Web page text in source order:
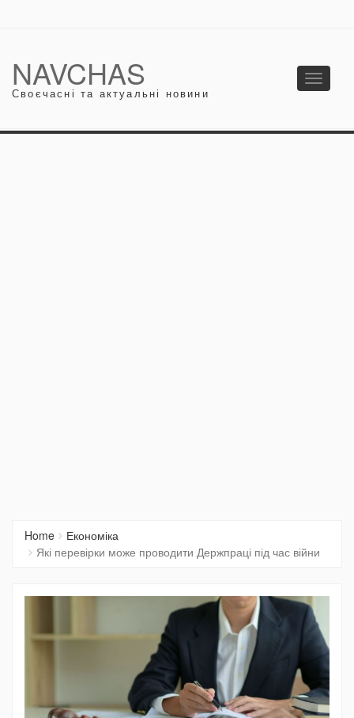
NAVCHAS
Своєчасні та актуальні новини
Toggle
Home
Економіка
Які перевірки може проводити Держпраці під час війни